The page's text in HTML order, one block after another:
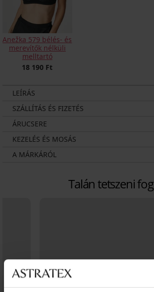
Anežka 579 bélés- és
merevítők nélküli
melltartó
18 190 Ft
LEÍRÁS
SZÁLLÍTÁS ÉS FIZETÉS
ÁRUCSERE
KEZELÉS ÉS MOSÁS
A MÁRKÁRÓL
Talán tetszeni fog